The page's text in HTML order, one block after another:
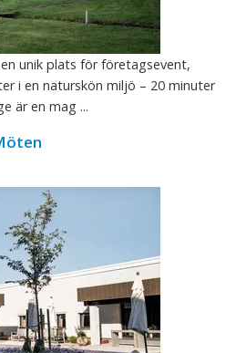
unik plats för företagsevent,
i en naturskön miljö – 20 minuter
är en mag ...